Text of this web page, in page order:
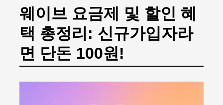
웨이브 요금제 및 할인 혜
택 총정리: 신규가입자라
면 단돈 100원!